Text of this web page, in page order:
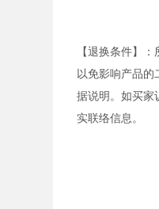
【退换条件】
以免影响产品
据说明。如买家
实联络信息。